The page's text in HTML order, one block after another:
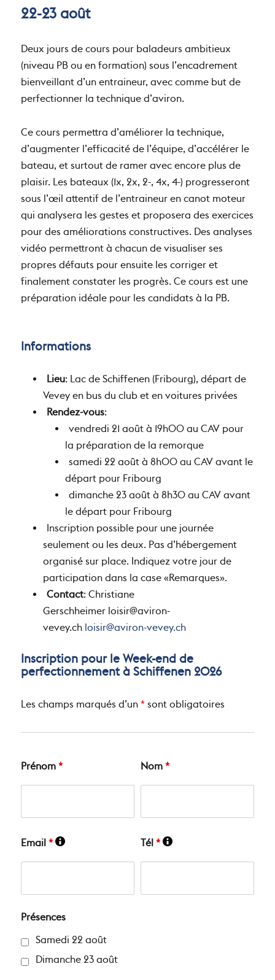
22-23 août
Deux jours de cours pour baladeurs ambitieux
(niveau PB ou en formation) sous l’encadrement
bienveillant d’un entraineur, avec comme but de
perfectionner la technique d’aviron.
Ce cours permettra d’améliorer la technique,
d’augmenter l’efficacité de l’équipe, d’accélérer le
bateau, et surtout de ramer avec encore plus de
plaisir. Les bateaux (1x, 2x, 2-, 4x, 4-) progresseront
sous l’œil attentif de l’entraineur en canot moteur
qui analysera les gestes et proposera des exercices
pour des améliorations constructives. Des analyses
vidéo permettront à chacun de visualiser ses
propres défauts pour ensuite les corriger et
finalement constater les progrès. Ce cours est une
préparation idéale pour les candidats à la PB.
Informations
Lieu: Lac de Schiffenen (Fribourg), départ de
Vevey en bus du club et en voitures privées
Rendez-vous:
vendredi 21 août à 19h00 au CAV pour
la préparation de la remorque
samedi 22 août à 8h00 au CAV avant le
départ pour Fribourg
dimanche 23 août à 8h30 au CAV avant
le départ pour Fribourg
Inscription possible pour une journée
seulement ou les deux. Pas d’hébergement
organisé sur place. Indiquez votre jour de
participation dans la case «Remarques».
Contact: Christiane
Gerschheimerloisir@aviron-
vevey.chloisir@aviron-vevey.ch
Inscription pour le Week-end de
perfectionnement à Schiffenen 2026
Les champs marqués d’un*sont obligatoires
Prénom* Nom*
Email* Tél*
Présences
Samedi 22 août
Dimanche 23 août